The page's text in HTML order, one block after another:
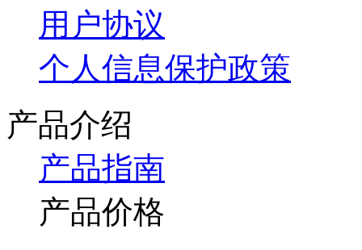
用户协议
个人信息保护政策
产品介绍
产品指南
产品价格